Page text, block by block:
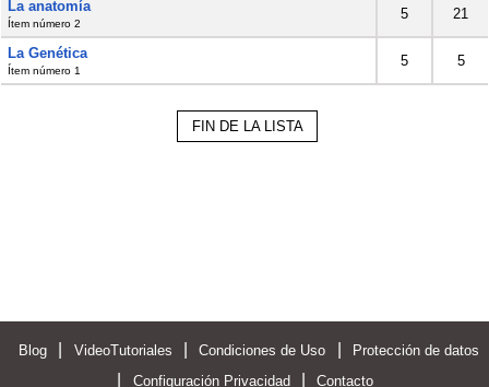
La anatomía
Ítem número 2
5 21
La Genética
Ítem número 1
5 5
FIN DE LA LISTA
Blog VideoTutoriales Condiciones de Uso Protección de datos
Configuración Privacidad Contacto